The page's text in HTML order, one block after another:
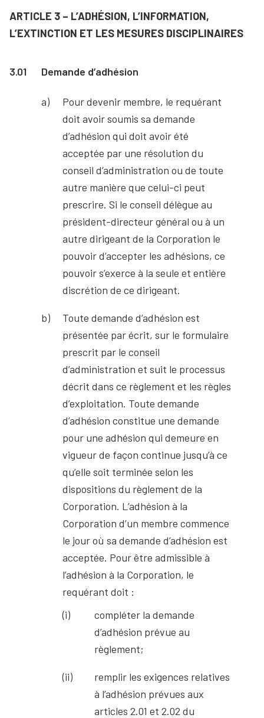
ARTICLE 3 – L’ADHÉSION, L’INFORMATION,
L’EXTINCTION ET LES MESURES DISCIPLINAIRES
3.01 Demande d’adhésion
Pour devenir membre, le requérant
doit avoir soumis sa demande
d’adhésion qui doit avoir été
acceptée par une résolution du
conseil d’administration ou de toute
autre manière que celui-ci peut
prescrire. Si le conseil délègue au
président-directeur général ou à un
autre dirigeant de la Corporation le
pouvoir d’accepter les adhésions, ce
pouvoir s’exerce à la seule et entière
discrétion de ce dirigeant.
Toute demande d’adhésion est
présentée par écrit, sur le formulaire
prescrit par le conseil
d’administration et suit le processus
décrit dans ce règlement et les règles
d’exploitation. Toute demande
d’adhésion constitue une demande
pour une adhésion qui demeure en
vigueur de façon continue jusqu’à ce
qu’elle soit terminée selon les
dispositions du règlement de la
Corporation. L’adhésion à la
Corporation d’un membre commence
le jour où sa demande d’adhésion est
acceptée. Pour être admissible à
l’adhésion à la Corporation, le
requérant doit :
compléter la demande
d’adhésion prévue au
règlement;
remplir les exigences relatives
à l’adhésion prévues aux
articles 2.01 et 2.02 du